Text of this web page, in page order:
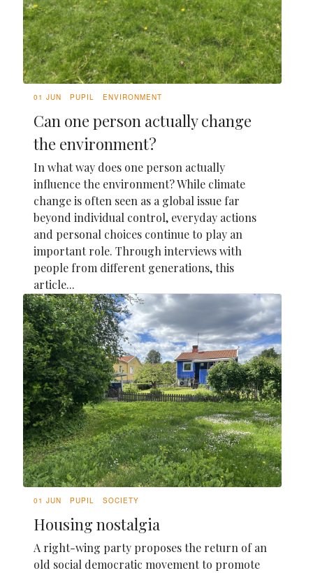
01 JUN PUPIL ENVIRONMENT
Can one person actually change
the environment?
In what way does one person actually
influence the environment? While climate
change is often seen as a global issue far
beyond individual control, everyday actions
and personal choices continue to play an
important role. Through interviews with
people from different generations, this
article...
01 JUN PUPIL SOCIETY
Housing nostalgia
A right-wing party proposes the return of an
old social democratic movement to promote